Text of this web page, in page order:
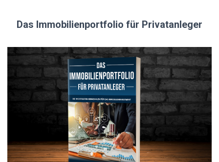
Das Immobilienportfolio für Privatanleger